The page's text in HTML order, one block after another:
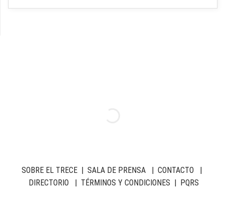
SOBRE EL TRECE| SALA DE PRENSA| CONTACTO |
DIRECTORIO | TÉRMINOS Y CONDICIONES | PQRS